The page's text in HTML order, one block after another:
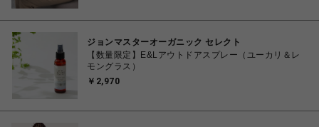
ジョンマスターオーガニック セレクト
【数量限定】E&Lアウトドアスプレー（ユーカリ＆レ
モングラス）
￥2,970